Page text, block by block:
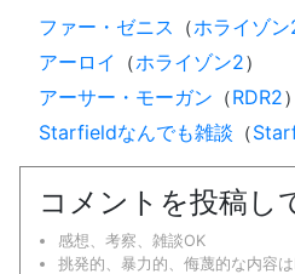
ファー・ゼニス （ホライゾン
アーロイ
（ホライゾン2）
アーサー・モーガン （RDR2）
Starfieldなんでも雑談 （
コメントを投稿し
感想、考察、雑談OK
挑発的、暴力的、侮蔑的な内容